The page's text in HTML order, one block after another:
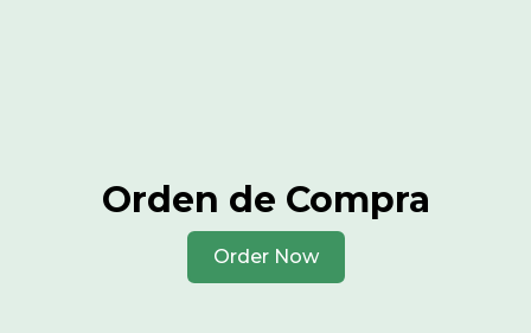
Orden de Compra
Order Now